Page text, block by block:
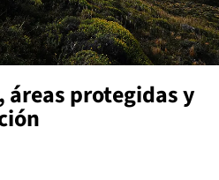
áreas protegidas y